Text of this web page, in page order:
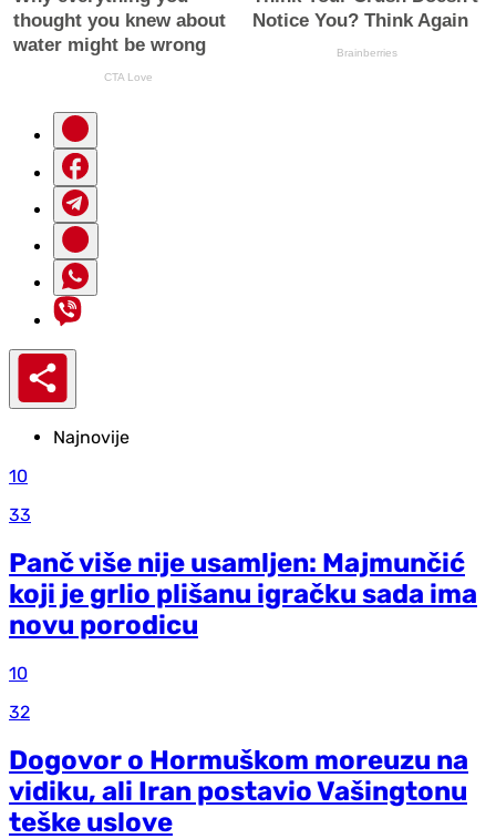
Najnovije
10
33
Panč više nije usamljen: Majmunčić
koji je grlio plišanu igračku sada ima
novu porodicu
10
32
Dogovor o Hormuškom moreuzu na
vidiku, ali Iran postavio Vašingtonu
teške uslove